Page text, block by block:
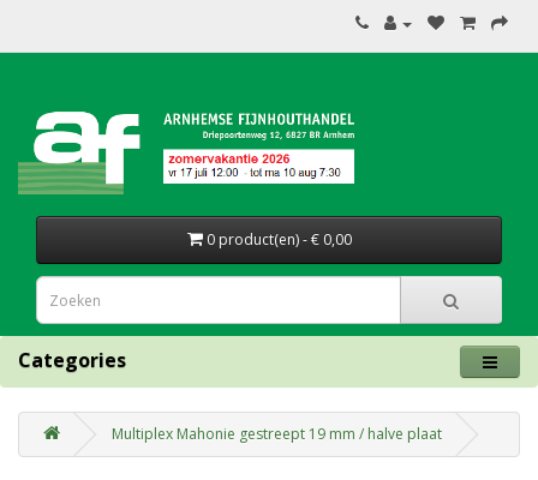
0 product(en) - € 0,00
Categories
Multiplex Mahonie gestreept 19 mm / halve plaat